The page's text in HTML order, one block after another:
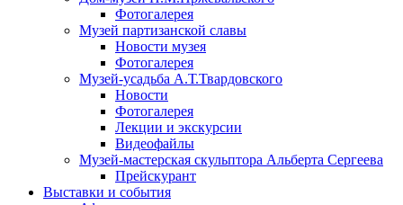
Фотогалерея
Музей партизанской славы
Новости музея
Фотогалерея
Музей-усадьба А.Т.Твардовского
Новости
Фотогалерея
Лекции и экскурсии
Видеофайлы
Музей-мастерская скульптора Альберта Сергеева
Прейскурант
Выставки и события